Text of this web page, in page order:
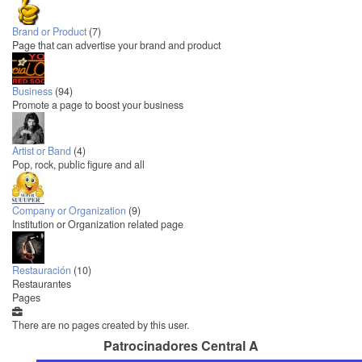
Brand or Product (7)
Page that can advertise your brand and product
Business (94)
Promote a page to boost your business
Artist or Band (4)
Pop, rock, public figure and all
Company or Organization (9)
Institution or Organization related page
Restauración (10)
Restaurantes
Pages
There are no pages created by this user.
Patrocinadores Central A